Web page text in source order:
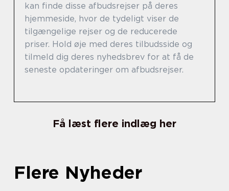
kan finde disse afbudsrejser på deres
hjemmeside, hvor de tydeligt viser de
tilgængelige rejser og de reducerede
priser. Hold øje med deres tilbudsside og
tilmeld dig deres nyhedsbrev for at få de
seneste opdateringer om afbudsrejser.
Få læst flere indlæg her
Flere Nyheder